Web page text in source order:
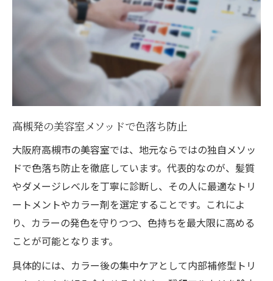
ント
美容室推奨の自宅ケアとサロンケアの違い
高槻発の美容室メソッドで色落ち防止
大阪府高槻市の美容室では、地元ならではの独自メソッ
ドで色落ち防止を徹底しています。代表的なのが、髪質
やダメージレベルを丁寧に診断し、その人に最適なトリ
ートメントやカラー剤を選定することです。これによ
り、カラーの発色を守りつつ、色持ちを最大限に高める
ことが可能となります。
具体的には、カラー後の集中ケアとして内部補修型トリ